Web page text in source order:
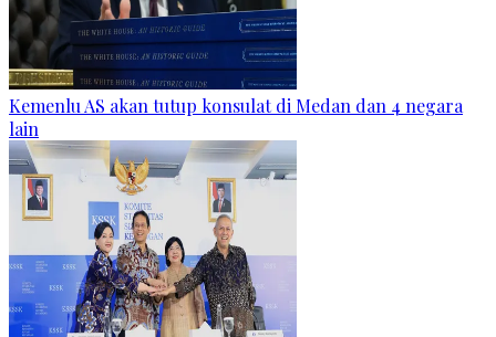
Kemenlu AS akan tutup konsulat di Medan dan 4 negara
lain